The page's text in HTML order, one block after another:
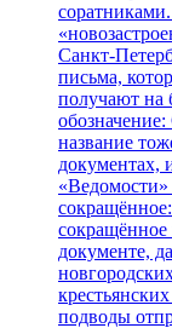
Санкт-
письма,
получают на
название
документах,
сокращённое
документе,
подводы